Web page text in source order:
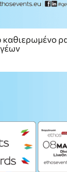
καθιερωμένο